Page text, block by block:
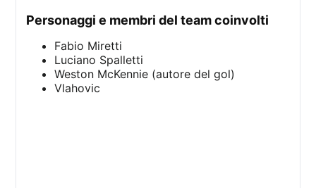
personaggi e membri del team coinvolti
Fabio Miretti
Luciano Spalletti
Weston McKennie (autore del gol)
Vlahovic